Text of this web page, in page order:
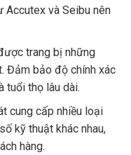
Accutex và Seibu nên
trang bị những
Đảm bảo độ chính xác
tuổi thọ lâu dài.
cung cấp nhiều loại
kỹ thuật khác nhau,
hàng.